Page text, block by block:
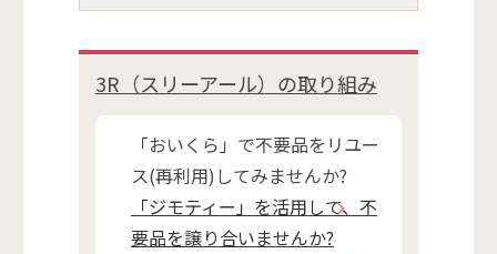
3R（スリーアール）の取り組み
「おいくら」で不要品をリユー
ス(再利用)してみませんか?
「ジモティー」を活用して、不
要品を譲り合いませんか?